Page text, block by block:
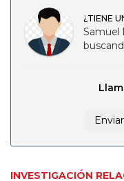
¿TIENE
Samuel
INVESTIGACIÓN